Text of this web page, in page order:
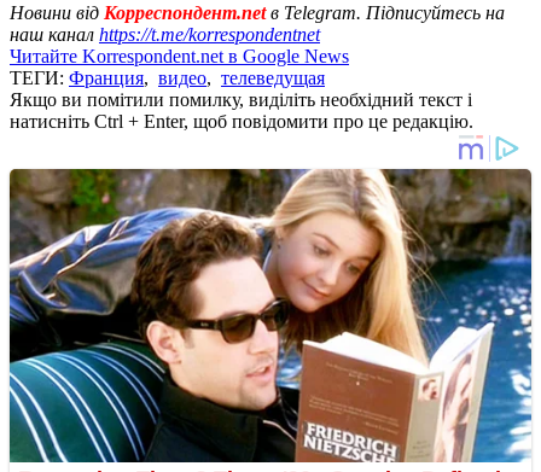
Новини від Корреспондент.netв Telegram. Підписуйтесь на
наш канал https://t.me/korrespondentnet
Читайте Korrespondent.net в Google News
ТЕГИ: Франция, видео, телеведущая
Якщо ви помітили помилку, виділіть необхідний текст і
натисніть Ctrl + Enter, щоб повідомити про це редакцію.